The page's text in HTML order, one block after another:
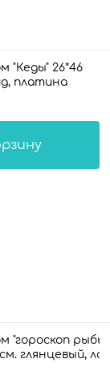
"Кеды" 26*46
платина
"гороскоп рыбы
глянцевый,